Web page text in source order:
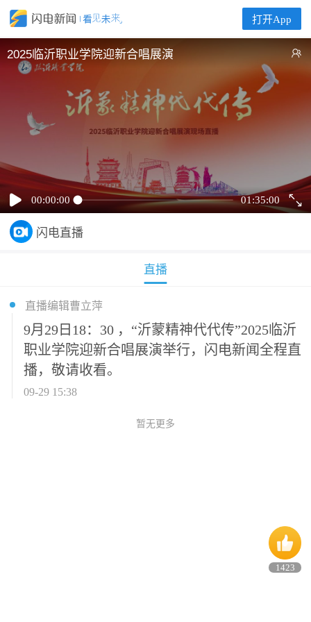
打开App
2025临沂职业学院迎新合唱展演
00:00:00 01:35:00
闪电直播
直播
直播编辑曹立萍
9月29日18：30 ，“沂蒙精神代代传”2025临沂
职业学院迎新合唱展演举行，闪电新闻全程直
播，敬请收看。
09-29 15:38
暂无更多
1423